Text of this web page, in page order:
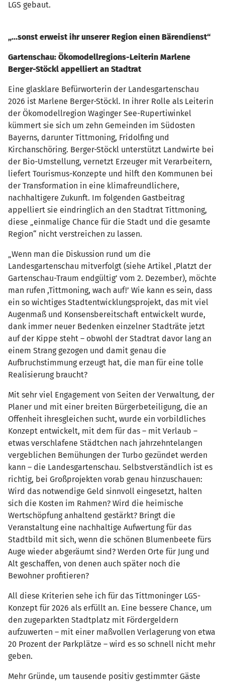
LGS gebaut.
„...sonst erweist ihr unserer Region einen Bärendienst“
Gartenschau: Ökomodellregions-Leiterin Marlene
Berger-Stöckl appelliert an Stadtrat
Eine glasklare Befürworterin der Landesgartenschau
2026 ist Marlene Berger-Stöckl. In ihrer Rolle als Leiterin
der Ökomodellregion Waginger See-Rupertiwinkel
kümmert sie sich um zehn Gemeinden im Südosten
Bayerns, darunter Tittmoning, Fridolfing und
Kirchanschöring. Berger-Stöckl unterstützt Landwirte bei
der Bio-Umstellung, vernetzt Erzeuger mit Verarbeitern,
liefert Tourismus-Konzepte und hilft den Kommunen bei
der Transformation in eine klimafreundlichere,
nachhaltigere Zukunft. Im folgenden Gastbeitrag
appelliert sie eindringlich an den Stadtrat Tittmoning,
diese „einmalige Chance für die Stadt und die gesamte
Region“ nicht verstreichen zu lassen.
„Wenn man die Diskussion rund um die
Landesgartenschau mitverfolgt (siehe Artikel ,Platzt der
Gartenschau-Traum endgültig’ vom 2. Dezember), möchte
man rufen ,Tittmoning, wach auf!’ Wie kann es sein, dass
ein so wichtiges Stadtentwicklungsprojekt, das mit viel
Augenmaß und Konsensbereitschaft entwickelt wurde,
dank immer neuer Bedenken einzelner Stadträte jetzt
auf der Kippe steht – obwohl der Stadtrat davor lang an
einem Strang gezogen und damit genau die
Aufbruchstimmung erzeugt hat, die man für eine tolle
Realisierung braucht?
Mit sehr viel Engagement von Seiten der Verwaltung, der
Planer und mit einer breiten Bürgerbeteiligung, die an
Offenheit ihresgleichen sucht, wurde ein vorbildliches
Konzept entwickelt, mit dem für das – mit Verlaub –
etwas verschlafene Städtchen nach jahrzehntelangen
vergeblichen Bemühungen der Turbo gezündet werden
kann – die Landesgartenschau. Selbstverständlich ist es
richtig, bei Großprojekten vorab genau hinzuschauen:
Wird das notwendige Geld sinnvoll eingesetzt, halten
sich die Kosten im Rahmen? Wird die heimische
Wertschöpfung anhaltend gestärkt? Bringt die
Veranstaltung eine nachhaltige Aufwertung für das
Stadtbild mit sich, wenn die schönen Blumenbeete fürs
Auge wieder abgeräumt sind? Werden Orte für Jung und
Alt geschaffen, von denen auch später noch die
Bewohner profitieren?
All diese Kriterien sehe ich für das Tittmoninger LGS-
Konzept für 2026 als erfüllt an. Eine bessere Chance, um
den zugeparkten Stadtplatz mit Fördergeldern
aufzuwerten – mit einer maßvollen Verlagerung von etwa
20 Prozent der Parkplätze – wird es so schnell nicht mehr
geben.
Mehr Gründe, um tausende positiv gestimmter Gäste